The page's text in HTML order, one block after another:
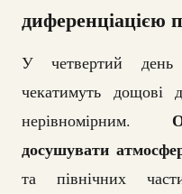
диференціацією
У четвертий день
чекатимуть дощові
нерівномірним.
досушувати
та північних